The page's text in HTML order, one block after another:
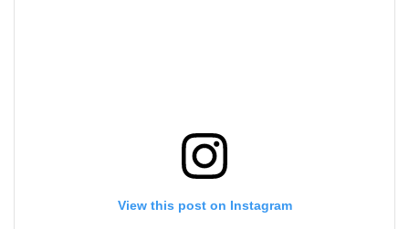
View this post on Instagram